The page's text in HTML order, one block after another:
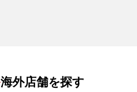
海外店舗を探す